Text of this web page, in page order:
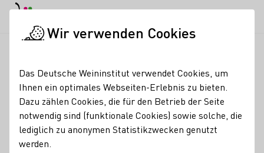
Weinsommer auf
Schloss Wackerbarth
01.05.26 - 31.10.26
Wir verwenden Cookies
Das Deutsche Weininstitut verwendet Cookies, um
Ihnen ein optimales Webseiten-Erlebnis zu bieten.
Dazu zählen Cookies, die für den Betrieb der Seite
notwendig sind (funktionale Cookies) sowie solche, die
lediglich zu anonymen Statistikzwecken genutzt
werden.